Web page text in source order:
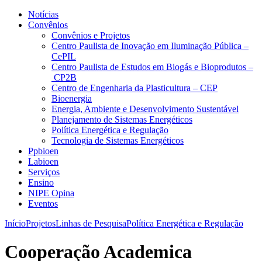
Notícias
Convênios
Convênios e Projetos
Centro Paulista de Inovação em Iluminação Pública –
CePIL
Centro Paulista de Estudos em Biogás e Bioprodutos –
CP2B
Centro de Engenharia da Plasticultura – CEP
Bioenergia
Energia, Ambiente e Desenvolvimento Sustentável
Planejamento de Sistemas Energéticos
Política Energética e Regulação
Tecnologia de Sistemas Energéticos
Ppbioen
Labioen
Serviços
Ensino
NIPE Opina
Eventos
InícioProjetosLinhas de PesquisaPolítica Energética e Regulação
Cooperação Academica